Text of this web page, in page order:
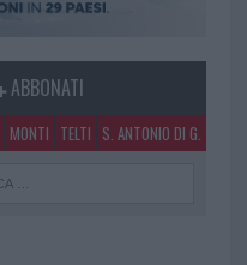
ABBONATI
MONTI TELTI S. ANTONIO DI G.